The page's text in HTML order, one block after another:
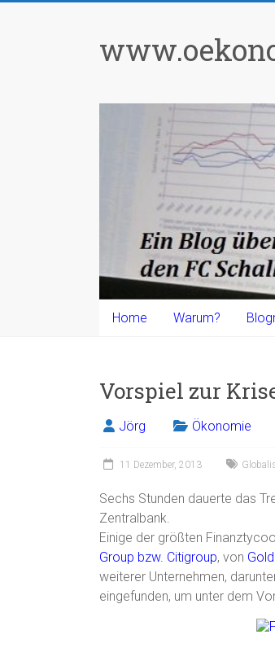
Home Warum?
Vorspiel zur
Jörg Ökonomie
11 Dezember, 2013
Sechs Stunden dauerte das
Zentralbank.
Einige der größten
Group bzw. Citigroup, von
weiterer Unternehmen,
eingefunden, um unter dem